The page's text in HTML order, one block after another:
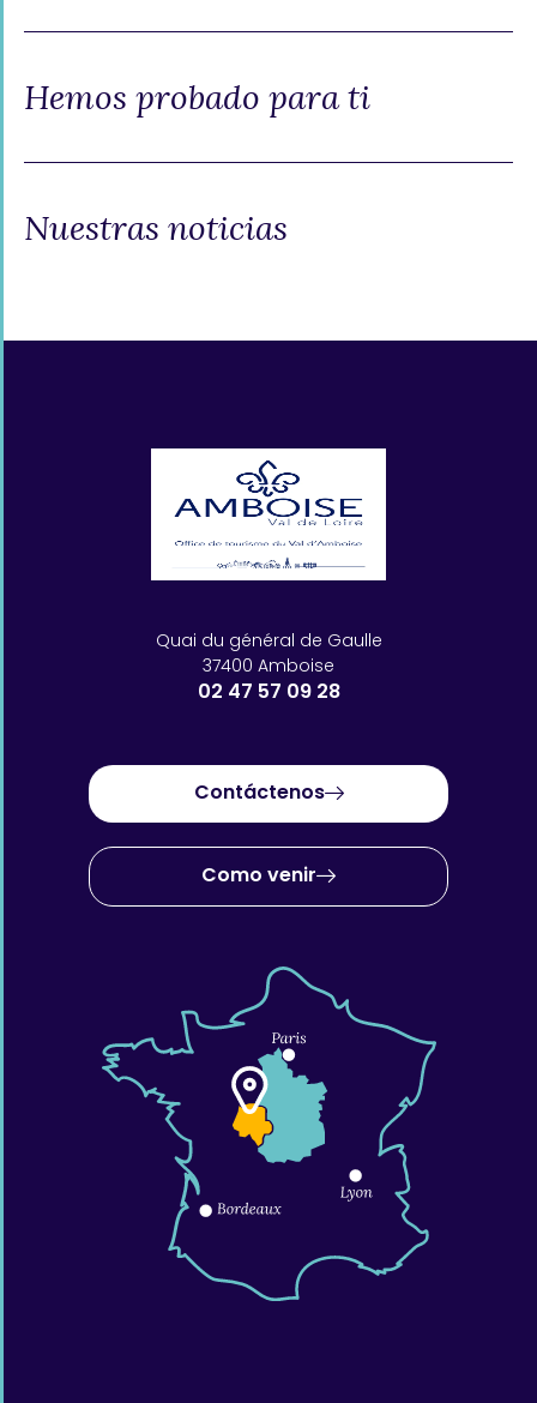
Hemos probado para ti
Nuestras noticias
Quai du général de Gaulle
37400 Amboise
02 47 57 09 28
Contáctenos
Como venir